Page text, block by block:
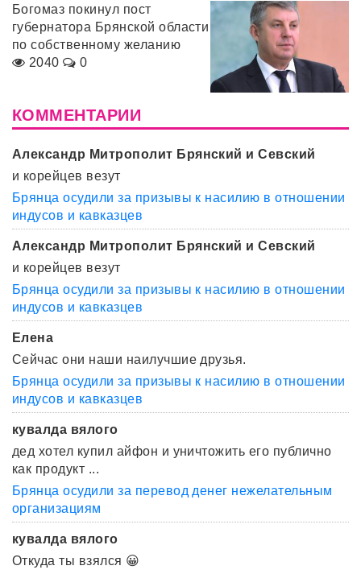
Богомаз покинул пост
губернатора Брянской области
по собственному желанию
2040
0
КОММЕНТАРИИ
Александр Митрополит Брянский и Севский
и корейцев везут
Брянца осудили за призывы к насилию в отношении
индусов и кавказцев
Александр Митрополит Брянский и Севский
и корейцев везут
Брянца осудили за призывы к насилию в отношении
индусов и кавказцев
Елена
Сейчас они наши наилучшие друзья.
Брянца осудили за призывы к насилию в отношении
индусов и кавказцев
кувалда вялого
дед хотел купил айфон и уничтожить его публично
как продукт ...
Брянца осудили за перевод денег нежелательным
организациям
кувалда вялого
Откуда ты взялся 😀